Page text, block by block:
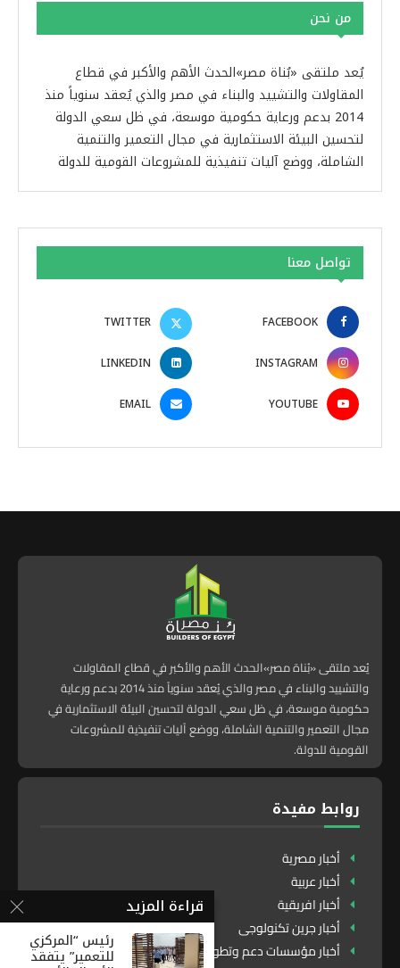
من نحن
يُعد ملتقى «بُناة مصر»الحدث الأهم والأكبر في قطاع
المقاولات والتشييد والبناء في مصر والذي يُعقد سنوياً منذ
2014 بدعم ورعاية حكومية موسعة، في ظل سعي الدولة
لتحسين البيئة الاستثمارية في مجال التعمير والتنمية
الشاملة، ووضع آليات تنفيذية للمشروعات القومية للدولة
تواصل معنا
FACEBOOK
TWITTER
INSTAGRAM
LINKEDIN
YOUTUBE
EMAIL
يُعد ملتقى «بُناة مصر»الحدث الأهم والأكبر في قطاع المقاولات
والتشييد والبناء في مصر والذي يُعقد سنوياً منذ 2014 بدعم ورعاية
حكومية موسعة، في ظل سعي الدولة لتحسين البيئة الاستثمارية في
مجال التعمير والتنمية الشاملة، ووضع آليات تنفيذية للمشروعات
القومية للدولة.
روابط مفيدة
أخبار مصرية
أخبار عربية
أخبار افريقية
أخبار جرين تكنولوجى
أخبار مؤسسات دعم وتطوير
قراءة المزيد
رئيس “المركزي
للتعمير” يتفقد